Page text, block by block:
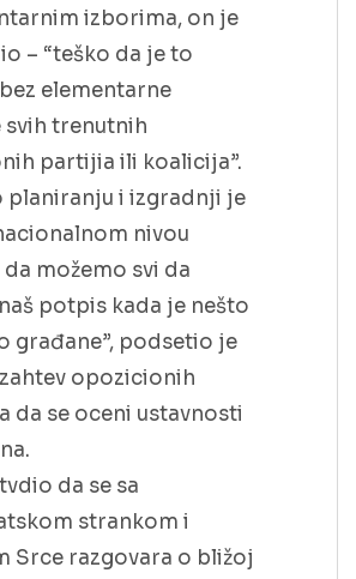
izborima, on je
– “teško da je to
elementarne
svih trenutnih
partijia ili koalicija”.
planiranju i izgradnji je
nivou
možemo svi da
potpis kada je nešto
građane”, podsetio je
opozicionih
da se oceni ustavnosti
da se sa
strankom i
Srce razgovara o bližoj